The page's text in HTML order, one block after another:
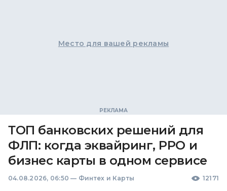
Место для вашей рекламы
ТОП банковских решений для
ФЛП: когда эквайринг, РРО и
бизнес карты в одном сервисе
04.08.2026, 06:50 — Финтех и Карты 12171